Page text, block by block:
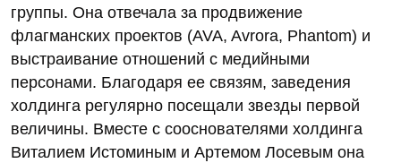
группы. Она отвечала за продвижение
флагманских проектов (AVA, Avrora, Phantom) и
выстраивание отношений с медийными
персонами. Благодаря ее связям, заведения
холдинга регулярно посещали звезды первой
величины. Вместе с сооснователями холдинга
Виталием Истоминым и Артемом Лосевым она